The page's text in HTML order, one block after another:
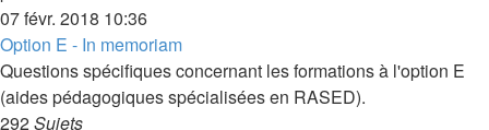
le
dernier
message
07 févr. 2018 10:36
Option E - In memoriam
Questions spécifiques concernant les formations à l'option E
(aides pédagogiques spécialisées en RASED).
292Sujets